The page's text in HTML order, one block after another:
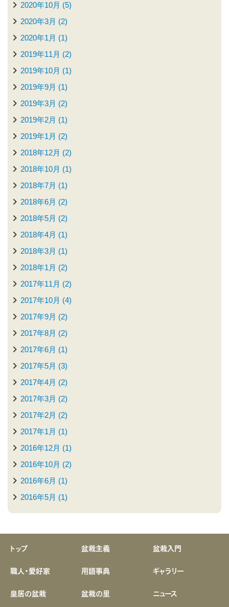
2020年10月 (5)
2020年3月 (2)
2020年1月 (1)
2019年11月 (2)
2019年10月 (1)
2019年9月 (1)
2019年3月 (2)
2019年2月 (1)
2019年1月 (2)
2018年12月 (2)
2018年10月 (1)
2018年7月 (1)
2018年6月 (2)
2018年5月 (2)
2018年4月 (1)
2018年3月 (1)
2018年1月 (2)
2017年11月 (2)
2017年10月 (4)
2017年9月 (2)
2017年8月 (2)
2017年6月 (1)
2017年5月 (3)
2017年4月 (2)
2017年3月 (2)
2017年2月 (2)
2017年1月 (1)
2016年12月 (1)
2016年10月 (2)
2016年6月 (1)
2016年5月 (1)
トップ 盆栽主義
盆栽入門
職人・愛好家
用語事典
ギャラリー
皇居の盆栽
盆栽の里 ニュース